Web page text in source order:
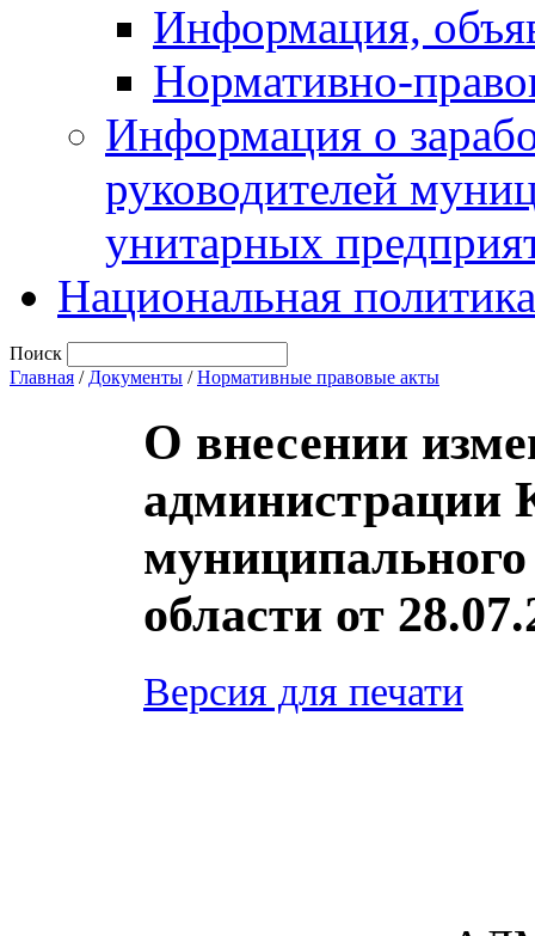
Информация,
Нормативно-
Информация о
руководителей
унитарных
Национальная политика
Поиск
Главная / Документы /Нормативные правовые акты
О внесении
администрации
области от
Версия для печати